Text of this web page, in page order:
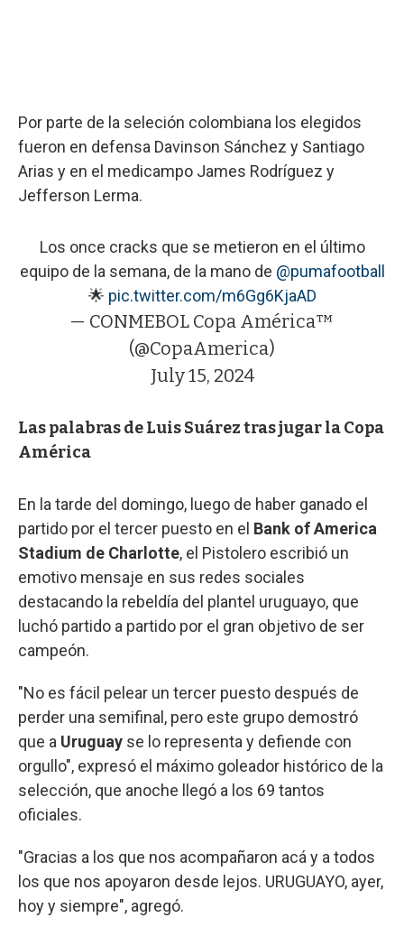
Por parte de la seleción colombiana los elegidos
fueron en defensa Davinson Sánchez y Santiago
Arias y en el medicampo James Rodríguez y
Jefferson Lerma.
Los once cracks que se metieron en el último
equipo de la semana, de la mano de @pumafootball
🌟 pic.twitter.com/m6Gg6KjaAD
— CONMEBOL Copa América™️
(@CopaAmerica)
July 15, 2024
Las palabras de Luis Suárez tras jugar la Copa
América
En la tarde del domingo, luego de haber ganado el
partido por el tercer puesto en el Bank of America
Stadium de Charlotte, el Pistolero escribió un
emotivo mensaje en sus redes sociales
destacando la rebeldía del plantel uruguayo, que
luchó partido a partido por el gran objetivo de ser
campeón.
"No es fácil pelear un tercer puesto después de
perder una semifinal, pero este grupo demostró
que a Uruguay se lo representa y defiende con
orgullo", expresó el máximo goleador histórico de la
selección, que anoche llegó a los 69 tantos
oficiales.
"Gracias a los que nos acompañaron acá y a todos
los que nos apoyaron desde lejos. URUGUAYO, ayer,
hoy y siempre", agregó.